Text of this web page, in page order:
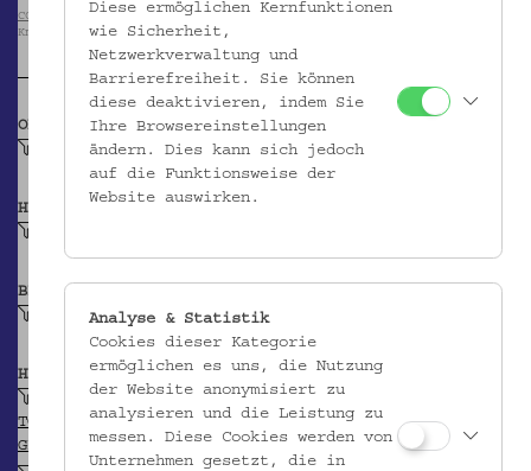
CC BY-NC-SA
für alle Abbildungen Volkskundemuseum Wien / Foto: Christa
Knott; alle anderen Abbildungen siehe Copyright-Angabe oben
OBJEKTKLASSE
Kopftuch
HERSTELLER/IN
BEITRAGENDE/R
Krpata, Margit Z
HERKUNFT
TGN
GEONAMES
Diese ermöglichen Kernfunktionen
wie Sicherheit,
Netzwerkverwaltung und
Barrierefreiheit. Sie können
diese deaktivieren, indem Sie
Ihre Browsereinstellungen
ändern. Dies kann sich jedoch
auf die Funktionsweise der
Website auswirken.
Analyse & Statistik
Cookies dieser Kategorie
ermöglichen es uns, die Nutzung
der Website anonymisiert zu
analysieren und die Leistung zu
messen. Diese Cookies werden von
Unternehmen gesetzt, die in